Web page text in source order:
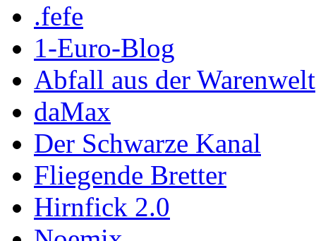
.fefe
1-Euro-Blog
Abfall aus der Warenwelt
daMax
Der Schwarze Kanal
Fliegende Bretter
Hirnfick 2.0